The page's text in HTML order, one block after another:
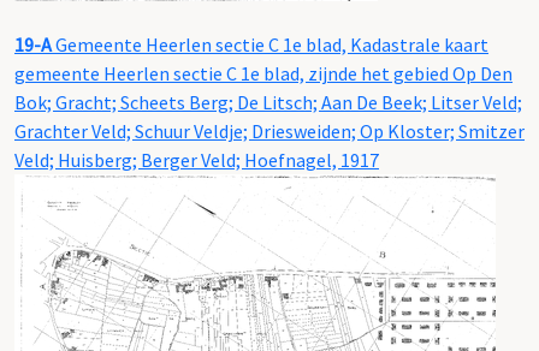
19-AGemeente Heerlen sectie C 1e blad, Kadastrale kaart
gemeente Heerlen sectie C 1e blad, zijnde het gebied Op Den
Bok; Gracht; Scheets Berg; De Litsch; Aan De Beek; Litser Veld;
Grachter Veld; Schuur Veldje; Driesweiden; Op Kloster; Smitzer
Veld; Huisberg; Berger Veld; Hoefnagel, 1917